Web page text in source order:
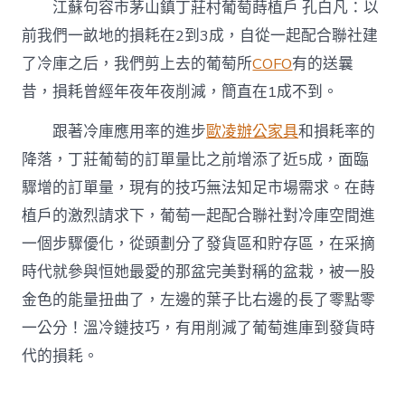
江蘇句容市茅山鎮丁莊村葡萄蒔植戶 孔白凡：以
前我們一畝地的損耗在2到3成，自從一起配合聯社建
了冷庫之后，我們剪上去的葡萄所COFO有的送曩
昔，損耗曾經年夜年夜削減，簡直在1成不到。
跟著冷庫應用率的進步歐凌辦公家具和損耗率的
降落，丁莊葡萄的訂單量比之前增添了近5成，面臨
驟增的訂單量，現有的技巧無法知足市場需求。在蒔
植戶的激烈請求下，葡萄一起配合聯社對冷庫空間進
一個步驟優化，從頭劃分了發貨區和貯存區，在采摘
時代就參與恒她最愛的那盆完美對稱的盆栽，被一股
金色的能量扭曲了，左邊的葉子比右邊的長了零點零
一公分！溫冷鏈技巧，有用削減了葡萄進庫到發貨時
代的損耗。